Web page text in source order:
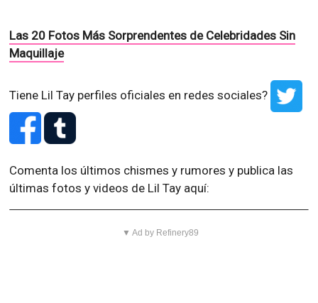
Las 20 Fotos Más Sorprendentes de Celebridades Sin
Maquillaje
Tiene Lil Tay perfiles oficiales en redes sociales?
Comenta los últimos chismes y rumores y publica las
últimas fotos y videos de Lil Tay aquí:
▼ Ad by Refinery89